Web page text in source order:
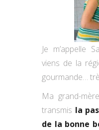
Je m’appelle
viens de la
gourmande…
Ma grand-
transmis la
de la bonne